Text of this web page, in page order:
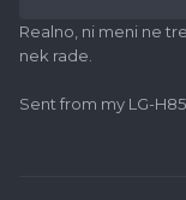
Realno, ni meni ne
nek rade.
Sent from my LG-